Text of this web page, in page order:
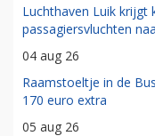
Luchthaven Luik
passagiersvluchten
04 aug 26
Raamstoeltje in de
170 euro extra
05 aug 26